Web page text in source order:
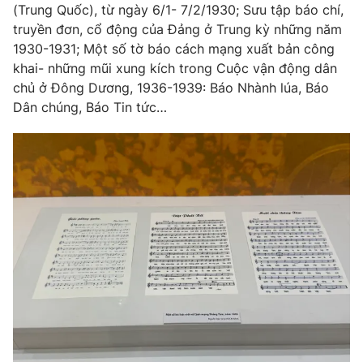
(Trung Quốc), từ ngày 6/1- 7/2/1930; Sưu tập báo chí,
truyền đơn, cổ động của Đảng ở Trung kỳ những năm
1930-1931; Một số tờ báo cách mạng xuất bản công
khai- những mũi xung kích trong Cuộc vận động dân
chủ ở Đông Dương, 1936-1939: Báo Nhành lúa, Báo
Dân chúng, Báo Tin tức…